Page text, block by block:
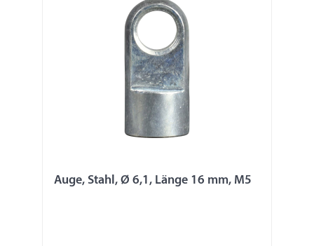
Auge, Stahl, Ø 6,1, Länge 16 mm, M5